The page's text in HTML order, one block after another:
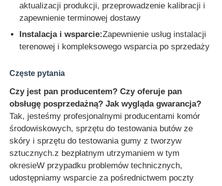
aktualizacji produkcji, przeprowadzenie kalibracji i
zapewnienie terminowej dostawy
Instalacja i wsparcie:Zapewnienie usług instalacji
terenowej i kompleksowego wsparcia po sprzedaży
Częste pytania
Czy jest pan producentem? Czy oferuje pan
obsługę posprzedażną? Jak wygląda gwarancja?
Tak, jesteśmy profesjonalnymi producentami komór
środowiskowych, sprzętu do testowania butów ze
skóry i sprzętu do testowania gumy z tworzyw
sztucznych.z bezpłatnym utrzymaniem w tym
okresieW przypadku problemów technicznych,
udostępniamy wsparcie za pośrednictwem poczty